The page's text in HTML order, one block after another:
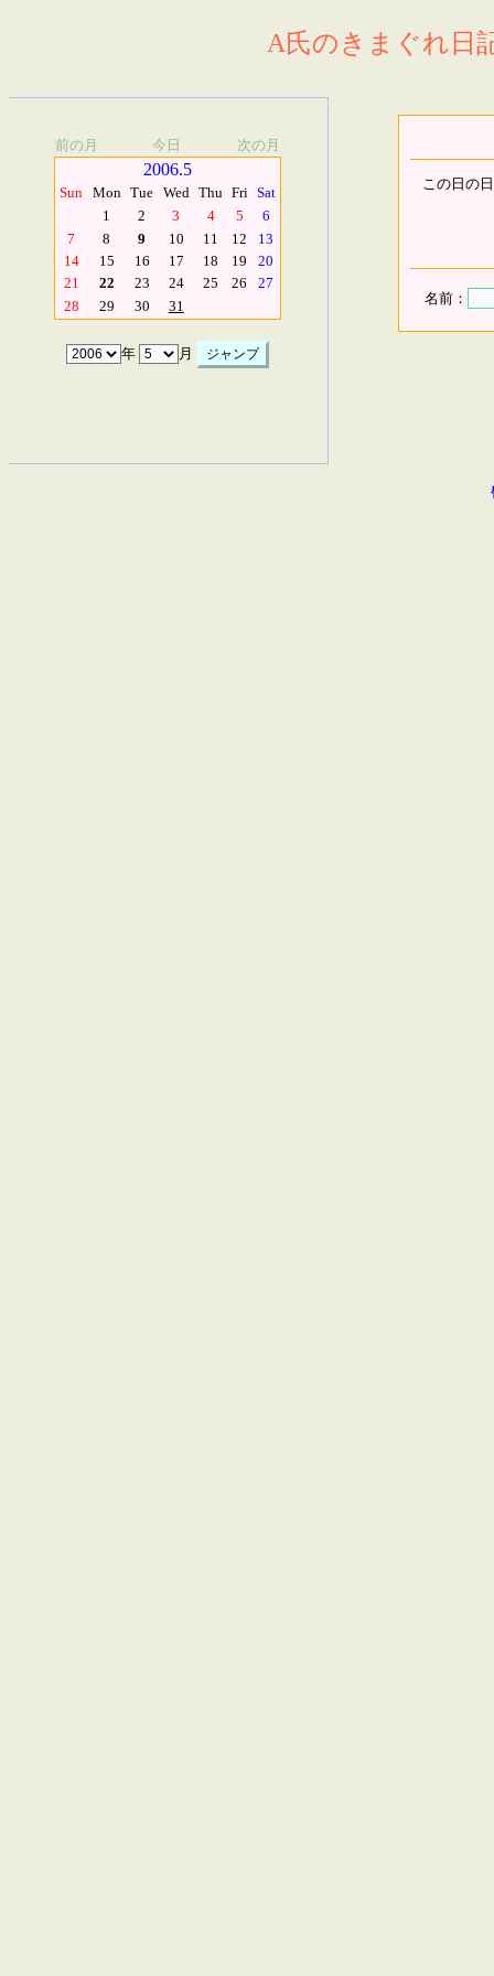
A氏のきまぐれ日
前の月 今日 次の月
2006.5
Sun Mon Tue Wed Thu Fri Sat
1
2 3 4 5
6
7
8 9 10 11 12
13
14
15 16 17 18 19
20
21
22 23 24 25 26
27
28
29 30 31
年 月
この日の
名前：